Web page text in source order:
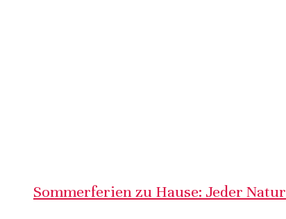
Sommerferien zu Hause: Jeder